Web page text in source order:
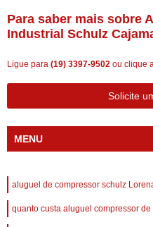
Para saber mais sobre
Industrial Schulz
Ligue para (19) 3397-9502 ou clique
Solicite
MENU
aluguel de compressor schulz
quanto custa aluguel compressor